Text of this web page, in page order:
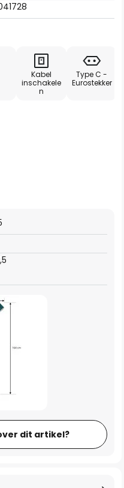
Kabel
inschakele
n
Type C -
Eurostekker
dit artikel?